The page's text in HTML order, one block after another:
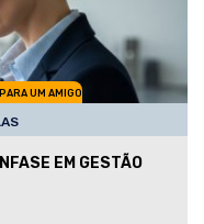
UM AMIGO
EM GESTÃO